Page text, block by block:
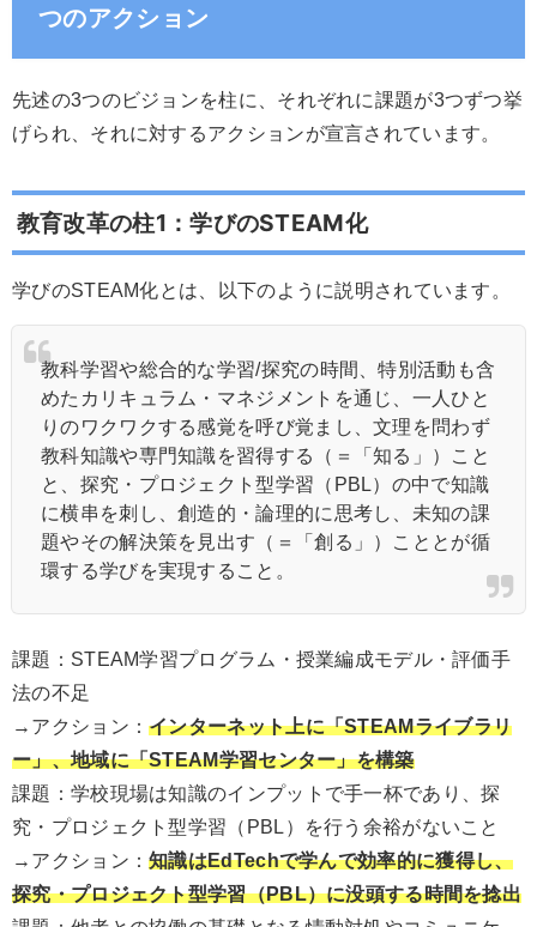
つのアクション
先述の3つのビジョンを柱に、それぞれに課題が3つずつ挙
げられ、それに対するアクションが宣言されています。
教育改革の柱1：学びのSTEAM化
学びのSTEAM化とは、以下のように説明されています。
教科学習や総合的な学習/探究の時間、特別活動も含
めたカリキュラム・マネジメントを通じ、一人ひと
りのワクワクする感覚を呼び覚まし、文理を問わず
教科知識や専門知識を習得する（＝「知る」）こと
と、探究・プロジェクト型学習（PBL）の中で知識
に横串を刺し、創造的・論理的に思考し、未知の課
題やその解決策を見出す（＝「創る」）こととが循
環する学びを実現すること。
課題：STEAM学習プログラム・授業編成モデル・評価手
法の不足
→アクション：インターネット上に「STEAMライブラリ
ー」、地域に「STEAM学習センター」を構築
課題：学校現場は知識のインプットで手一杯であり、探
究・プロジェクト型学習（PBL）を行う余裕がないこと
→アクション：知識はEdTechで学んで効率的に獲得し、
探究・プロジェクト型学習（PBL）に没頭する時間を捻出